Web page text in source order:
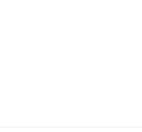
Ternyata Begini Bentuknya, Wajib